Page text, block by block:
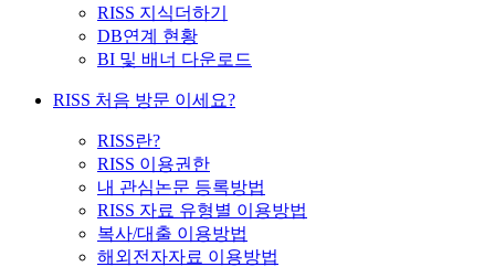
RISS 지식더하기
DB연계 현황
BI 및 배너 다운로드
RISS 처음 방문 이세요?
RISS란?
RISS 이용권한
내 관심논문 등록방법
RISS 자료 유형별 이용방법
복사/대출 이용방법
해외전자자료 이용방법